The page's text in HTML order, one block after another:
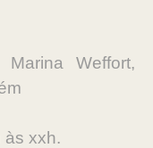
Marina Weffort,
às xxh.